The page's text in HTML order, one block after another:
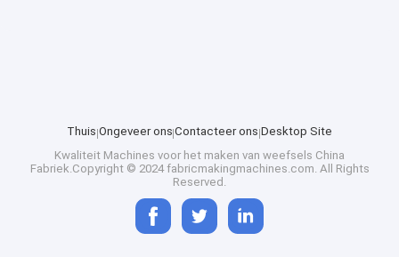
Thuis Ongeveer ons Contacteer ons Desktop Site
Kwaliteit Machines voor het maken van weefsels China
Fabriek.Copyright © 2024 fabricmakingmachines.com. All Rights
Reserved.